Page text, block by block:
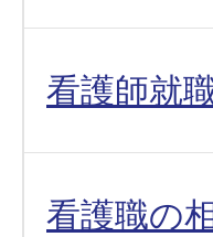
看護師就
看護職の